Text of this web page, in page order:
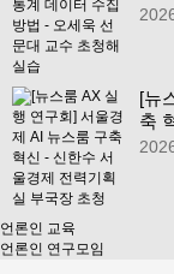
[뉴
축
청
언론인 교육
언론인 연구모임